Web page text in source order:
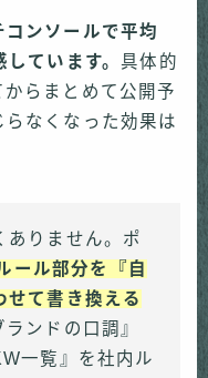
コンソールで平均
しています。具体的
らまとめて公開予
なくなった効果は
ありません。ポ
ール部分を『自
せて書き換える
ンドの口調』
一覧』を社内ル